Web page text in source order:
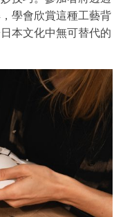
學會欣賞這種工藝背
本文化中無可替代的